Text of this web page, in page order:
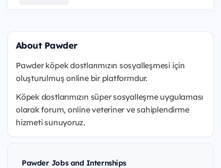
About Pawder
Pawder köpek dostlarımızın sosyalleşmesi için
oluşturulmuş online bir platformdur.
Köpek dostlarımızın süper sosyalleşme uygulaması
olarak forum, online veteriner ve sahiplendirme
hizmeti sunuyoruz.
Pawder Jobs and Internships